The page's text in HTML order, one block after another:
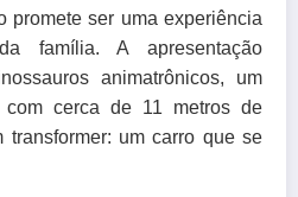
promete ser uma experiência
família. A apresentação
animatrônicos, um
com cerca de 11 metros de
transformer: um carro que se